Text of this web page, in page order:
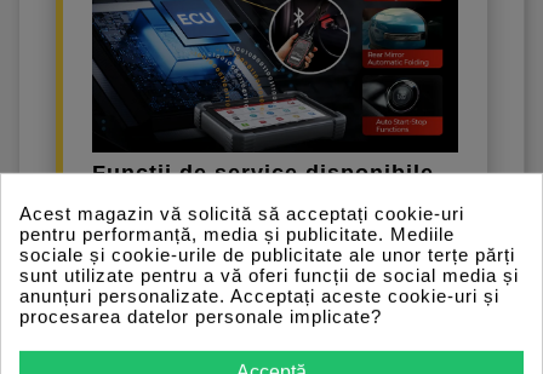
Funcții de service disponibile
Resetare interval schimb ulei și
inspecție (Oil Reset)
Resetare frână de parcare electronică
și plăcuțe de frână (EPB)
Resetare imobilizator (dezactivare
Acest magazin vă solicită să acceptați cookie-uri
pentru performanță, media și publicitate. Mediile
sociale și cookie-urile de publicitate ale unor terțe părți
sunt utilizate pentru a vă oferi funcții de social media și
anunțuri personalizate. Acceptați aceste cookie-uri și
procesarea datelor personale implicate?